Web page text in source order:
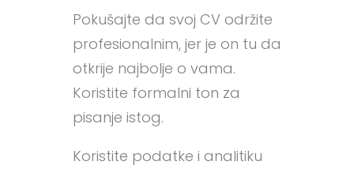
Pokušajte da svoj CV održite
profesionalnim, jer je on tu da
otkrije najbolje o vama.
Koristite formalni ton za
pisanje istog.
Koristite podatke i analitiku